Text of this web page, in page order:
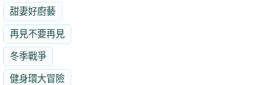
甜妻好廚藝
再見不要再見
冬季戰爭
健身環大冒險